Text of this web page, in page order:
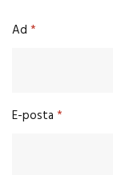
Ad *
E-posta *